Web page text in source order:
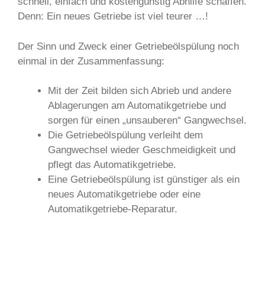
Denn: Ein neues Getriebe ist viel teurer …!
Der Sinn und Zweck einer Getriebeölspülung noch
einmal in der Zusammenfassung:
Mit der Zeit bilden sich Abrieb und andere
Ablagerungen am Automatikgetriebe und
sorgen für einen „unsauberen“ Gangwechsel.
Die Getriebeölspülung verleiht dem
Gangwechsel wieder Geschmeidigkeit und
pflegt das Automatikgetriebe.
Eine Getriebeölspülung ist günstiger als ein
neues Automatikgetriebe oder eine
Automatikgetriebe-Reparatur.